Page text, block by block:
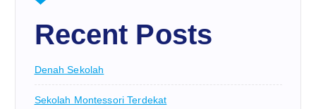
Recent Posts
Denah Sekolah
Sekolah Montessori Terdekat